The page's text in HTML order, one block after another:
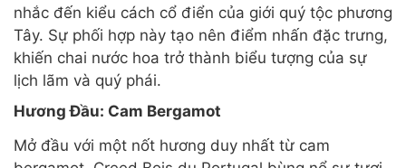
nhắc đến kiểu cách cổ điển của giới quý tộc phương
Tây. Sự phối hợp này tạo nên điểm nhấn đặc trưng,
khiến chai nước hoa trở thành biểu tượng của sự
lịch lãm và quý phái.
Hương Đầu: Cam Bergamot
Mở đầu với một nốt hương duy nhất từ cam